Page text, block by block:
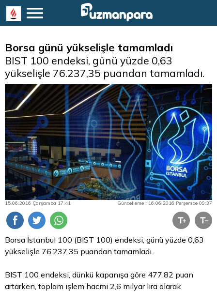
Borsa günü yükselişle tamamladı
BIST 100 endeksi, günü yüzde 0,63
yükselişle 76.237,35 puandan tamamladı.
15.06.2016 Çarşamba 17:41 Güncelleme : 16.06.2016 Perşembe 09:37
Borsa İstanbul 100 (BIST 100) endeksi, günü yüzde 0,63
yükselişle 76.237,35 puandan tamamladı.
BIST 100 endeksi, dünkü kapanışa göre 477,82 puan
artarken, toplam işlem hacmi 2,6 milyar lira olarak